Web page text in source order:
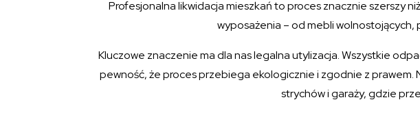
Profesjonalna likwidacja mieszkań to proces znacznie szerszy
wyposażenia – od mebli wolnostojących,
Kluczowe znaczenie ma dla nas legalna utylizacja. Wszystkie
pewność, że proces przebiega ekologicznie i zgodnie z prawem.
strychów i garaży, gdzie